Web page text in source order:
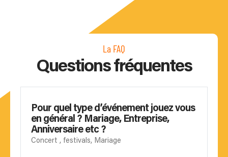
La FAQ
Questions fréquentes
Pour quel type d’événement jouez vous
en général ? Mariage, Entreprise,
Anniversaire etc ?
Concert , festivals, Mariage